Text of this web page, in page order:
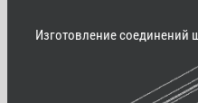
Изготовление соединений